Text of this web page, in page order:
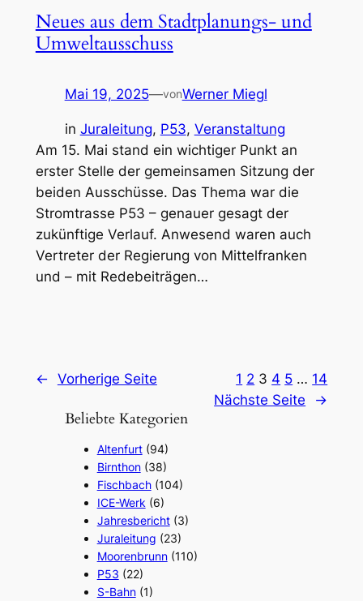
Neues aus dem Stadtplanungs- und
Umweltausschuss
Mai 19, 2025—vonWerner Miegl
in Juraleitung, P53, Veranstaltung
Am 15. Mai stand ein wichtiger Punkt an
erster Stelle der gemeinsamen Sitzung der
beiden Ausschüsse. Das Thema war die
Stromtrasse P53 – genauer gesagt der
zukünftige Verlauf. Anwesend waren auch
Vertreter der Regierung von Mittelfranken
und – mit Redebeiträgen…
← Vorherige Seite 1 2 3 4 5 … 14
Nächste Seite
→
Beliebte Kategorien
Altenfurt(94)
Birnthon(38)
Fischbach(104)
ICE-Werk (6)
Jahresbericht(3)
Juraleitung (23)
Moorenbrunn(110)
P53 (22)
S-Bahn(1)